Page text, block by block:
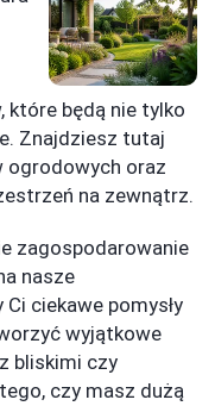
które będą nie tylko
Znajdziesz tutaj
ogrodowych oraz
na zewnątrz.
zagospodarowanie
nasze
ciekawe pomysły
wyjątkowe
bliskimi czy
czy masz dużą